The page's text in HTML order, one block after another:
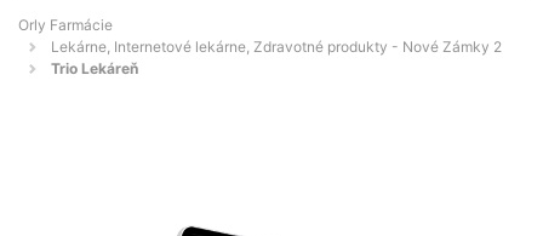
Orly Farmácie
Lekárne, Internetové lekárne, Zdravotné produkty - Nové Zámky 2
Trio Lekáreň